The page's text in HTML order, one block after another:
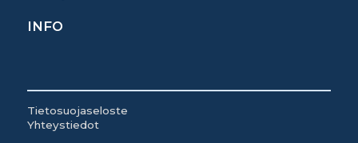
INFO
Tietosuojaseloste
Yhteystiedot